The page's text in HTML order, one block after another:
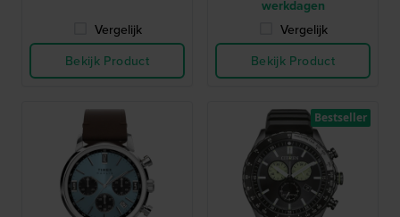
Vergelijk
Bekijk Product
werkdagen
Vergelijk
Bekijk Product
Bestseller